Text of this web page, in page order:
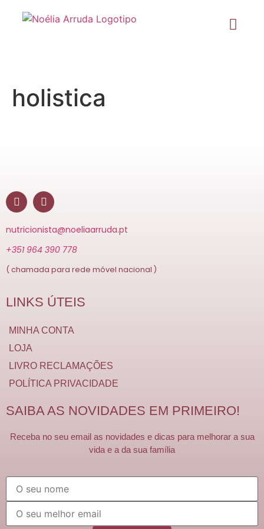
holistica
nutricionista@noeliaarruda.pt
+351 964 390 778
( chamada para rede móvel nacional )
LINKS ÚTEIS
MINHA CONTA
LOJA
LIVRO RECLAMAÇÕES
POLÍTICA PRIVACIDADE
SAIBA AS NOVIDADES EM PRIMEIRO!
Receba no seu email as novidades e dicas para melhorar a sua
vida e a da sua família